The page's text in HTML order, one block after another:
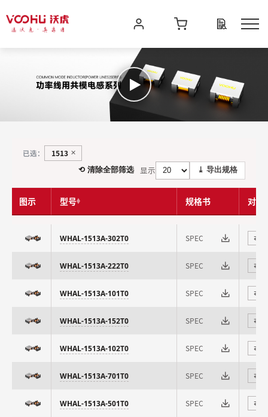
已选： 1513 ✕
⟲ 清除全部筛选 显示 ⤓ 导出规格
图示 型号 规格书 对比
WHAL-1513A-302T0 SPEC ⇄
WHAL-1513A-222T0 SPEC ⇄
WHAL-1513A-101T0 SPEC ⇄
WHAL-1513A-152T0 SPEC ⇄
WHAL-1513A-102T0 SPEC ⇄
WHAL-1513A-701T0 SPEC ⇄
WHAL-1513A-501T0 SPEC ⇄